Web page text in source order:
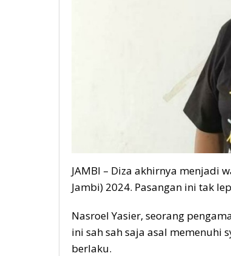
JAMBI – Diza akhirnya menjadi
Jambi) 2024. Pasangan ini tak
Nasroel Yasier, seorang
ini sah sah saja asal memenuhi
berlaku.